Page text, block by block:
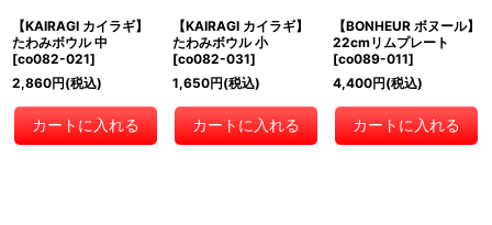
【KAIRAGI カイラギ】
たわみボウル 中
[co082-021]
2,860円(税込)
カートに入れる
【KAIRAGI カイラギ】
たわみボウル 小
[co082-031]
1,650円(税込)
カートに入れる
【BONHEUR ボヌール】
22cmリムプレート
[co089-011]
4,400円(税込)
カートに入れる